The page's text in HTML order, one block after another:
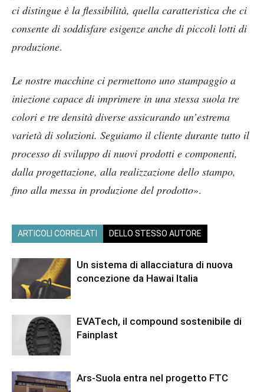
ci distingue è la flessibilità, quella caratteristica che ci
consente di soddisfare esigenze anche di piccoli lotti di
produzione.
Le nostre macchine ci permettono uno stampaggio a
iniezione capace di imprimere in una stessa suola tre
colori e tre densità diverse assicurando un’estrema
varietà di soluzioni. Seguiamo il cliente durante tutto il
processo di sviluppo di nuovi prodotti e componenti,
dalla progettazione, alla realizzazione dello stampo,
fino alla messa in produzione del prodotto».
ARTICOLI CORRELATI DELLO STESSO AUTORE
Un sistema di allacciatura di nuova
concezione da Hawai Italia
EVATech, il compound sostenibile di
Fainplast
Ars-Suola entra nel progetto FTC